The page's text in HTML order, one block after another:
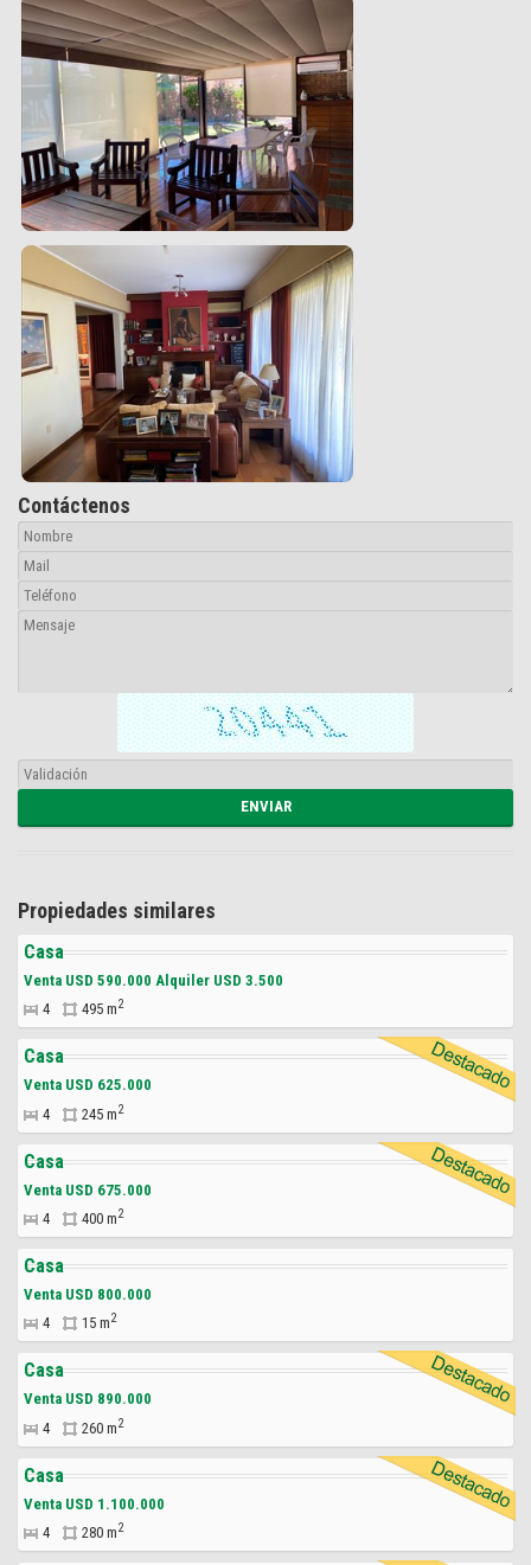
Contáctenos
Propiedades similares
Casa
Venta USD 590.000 Alquiler USD 3.500
4
495 m2
Casa
Venta USD 625.000
4
245 m2
Casa
Venta USD 675.000
4
400 m2
Casa
Venta USD 800.000
4
15 m2
Casa
Venta USD 890.000
4
260 m2
Casa
Venta USD 1.100.000
4
280 m2